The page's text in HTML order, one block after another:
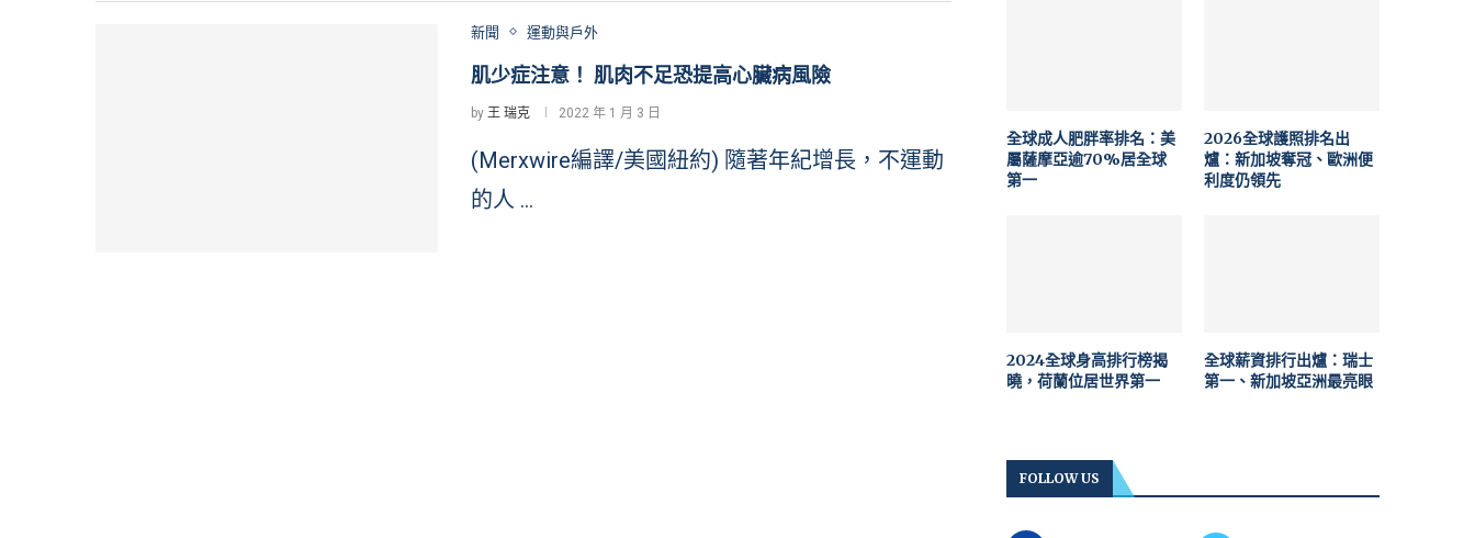
新聞 運動與戶外
肌少症注意！ 肌肉不足恐提高心臟病風險
by 王 瑞克 2022 年 1 月 3 日
(Merxwire編譯/美國紐約) 隨著年紀增長，不運動
的人 …
全球成人肥胖率排名：美
屬薩摩亞逾70%居全球
第一
2026全球護照排名出
爐：新加坡奪冠、歐洲便
利度仍領先
2024全球身高排行榜揭
曉，荷蘭位居世界第一
全球薪資排行出爐：瑞士
第一、新加坡亞洲最亮眼
FOLLOW US